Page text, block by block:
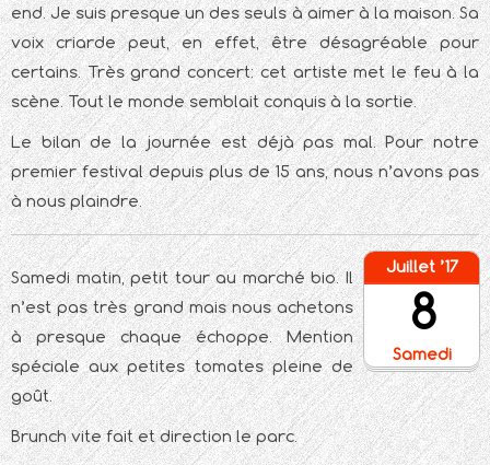
end. Je suis presque un des seuls à aimer à la maison. Sa
voix criarde peut, en effet, être désagréable pour
certains. Très grand concert: cet artiste met le feu à la
scène. Tout le monde semblait conquis à la sortie.
Le bilan de la journée est déjà pas mal. Pour notre
premier festival depuis plus de 15 ans, nous n’avons pas
à nous plaindre.
Samedi
Juillet ’17
8
Samedi matin, petit tour au marché bio. Il
n’est pas très grand mais nous achetons
à presque chaque échoppe. Mention
spéciale aux petites tomates pleine de
goût.
Brunch vite fait et direction le parc.